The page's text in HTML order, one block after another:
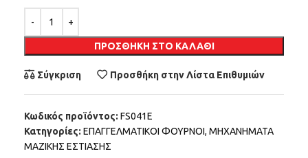
ΠΡΟΣΘΉΚΗ ΣΤΟ ΚΑΛΆΘΙ
Σύγκριση Προσθήκη στην Λίστα Επιθυμιών
Κωδικός προϊόντος: FS041E
Κατηγορίες: ΕΠΑΓΓΕΛΜΑΤΙΚΟΙ ΦΟΥΡΝΟΙ, ΜΗΧΑΝΗΜΑΤΑ
ΜΑΖΙΚΗΣ ΕΣΤΙΑΣΗΣ